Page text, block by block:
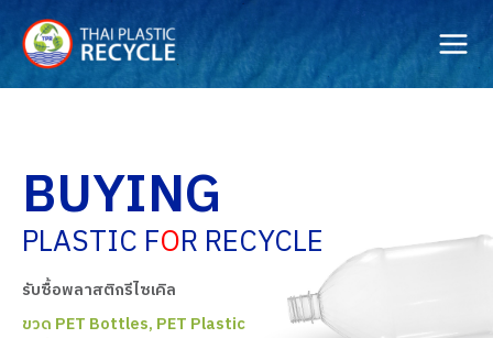
content
BUYING
PLASTIC FOR RECYCLE
รับซื้อพลาสติกรีไซเคิล
ขวด PET Bottles, PET Plastic